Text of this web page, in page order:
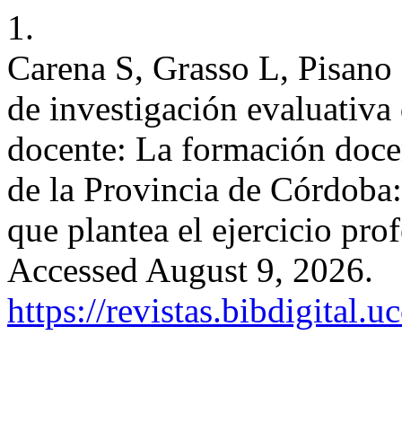
1.
Carena S, Grasso L,
de investigación
docente: La formación
de la Provincia de
que plantea el ejercicio
Accessed August 9, 2026.
https://